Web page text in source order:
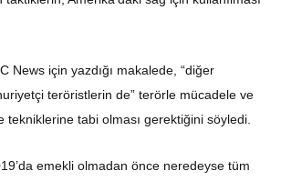
News için yazdığı makalede, “diğer
teröristlerin de” terörle mücadele ve
tekniklerine tabi olması gerektiğini söyledi.
emekli olmadan önce neredeyse tüm